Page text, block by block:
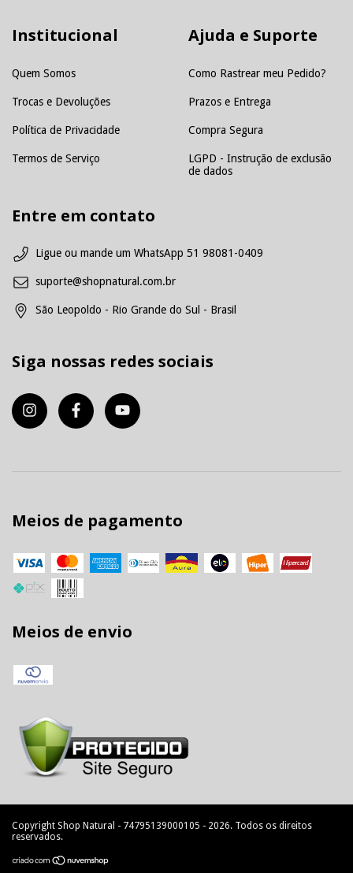
Institucional
Quem Somos
Trocas e Devoluções
Política de Privacidade
Termos de Serviço
Ajuda e Suporte
Como Rastrear meu Pedido?
Prazos e Entrega
Compra Segura
LGPD - Instrução de exclusão
de dados
Entre em contato
Ligue ou mande um WhatsApp 51 98081-0409
suporte@shopnatural.com.br
São Leopoldo - Rio Grande do Sul - Brasil
Siga nossas redes sociais
Meios de pagamento
Meios de envio
Copyright Shop Natural - 74795139000105 - 2026. Todos os direitos
reservados.